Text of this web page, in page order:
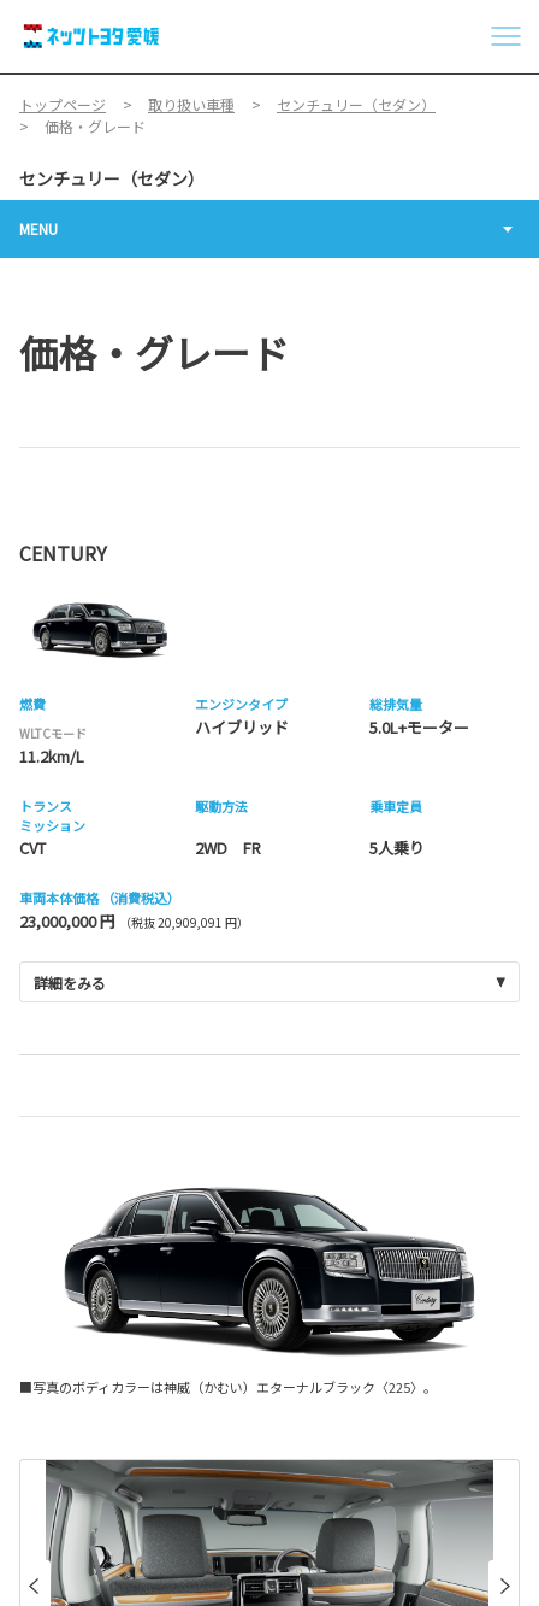
トップページ 取り扱い車種
センチュリー（セダン）
価格・グレード
センチュリー（セダン）
MENU
価格・グレード
CENTURY
燃費
WLTCモード
11.2km/L
エンジンタイプ
ハイブリッド
総排気量
5.0L+モーター
トランス
ミッション
CVT
駆動方法
2WD FR
乗車定員
5人乗り
車両本体価格 （消費税込）
23,000,000 円 （税抜 20,909,091 円）
詳細をみる
■写真のボディカラーは神威（かむい）エターナルブラック〈225〉。